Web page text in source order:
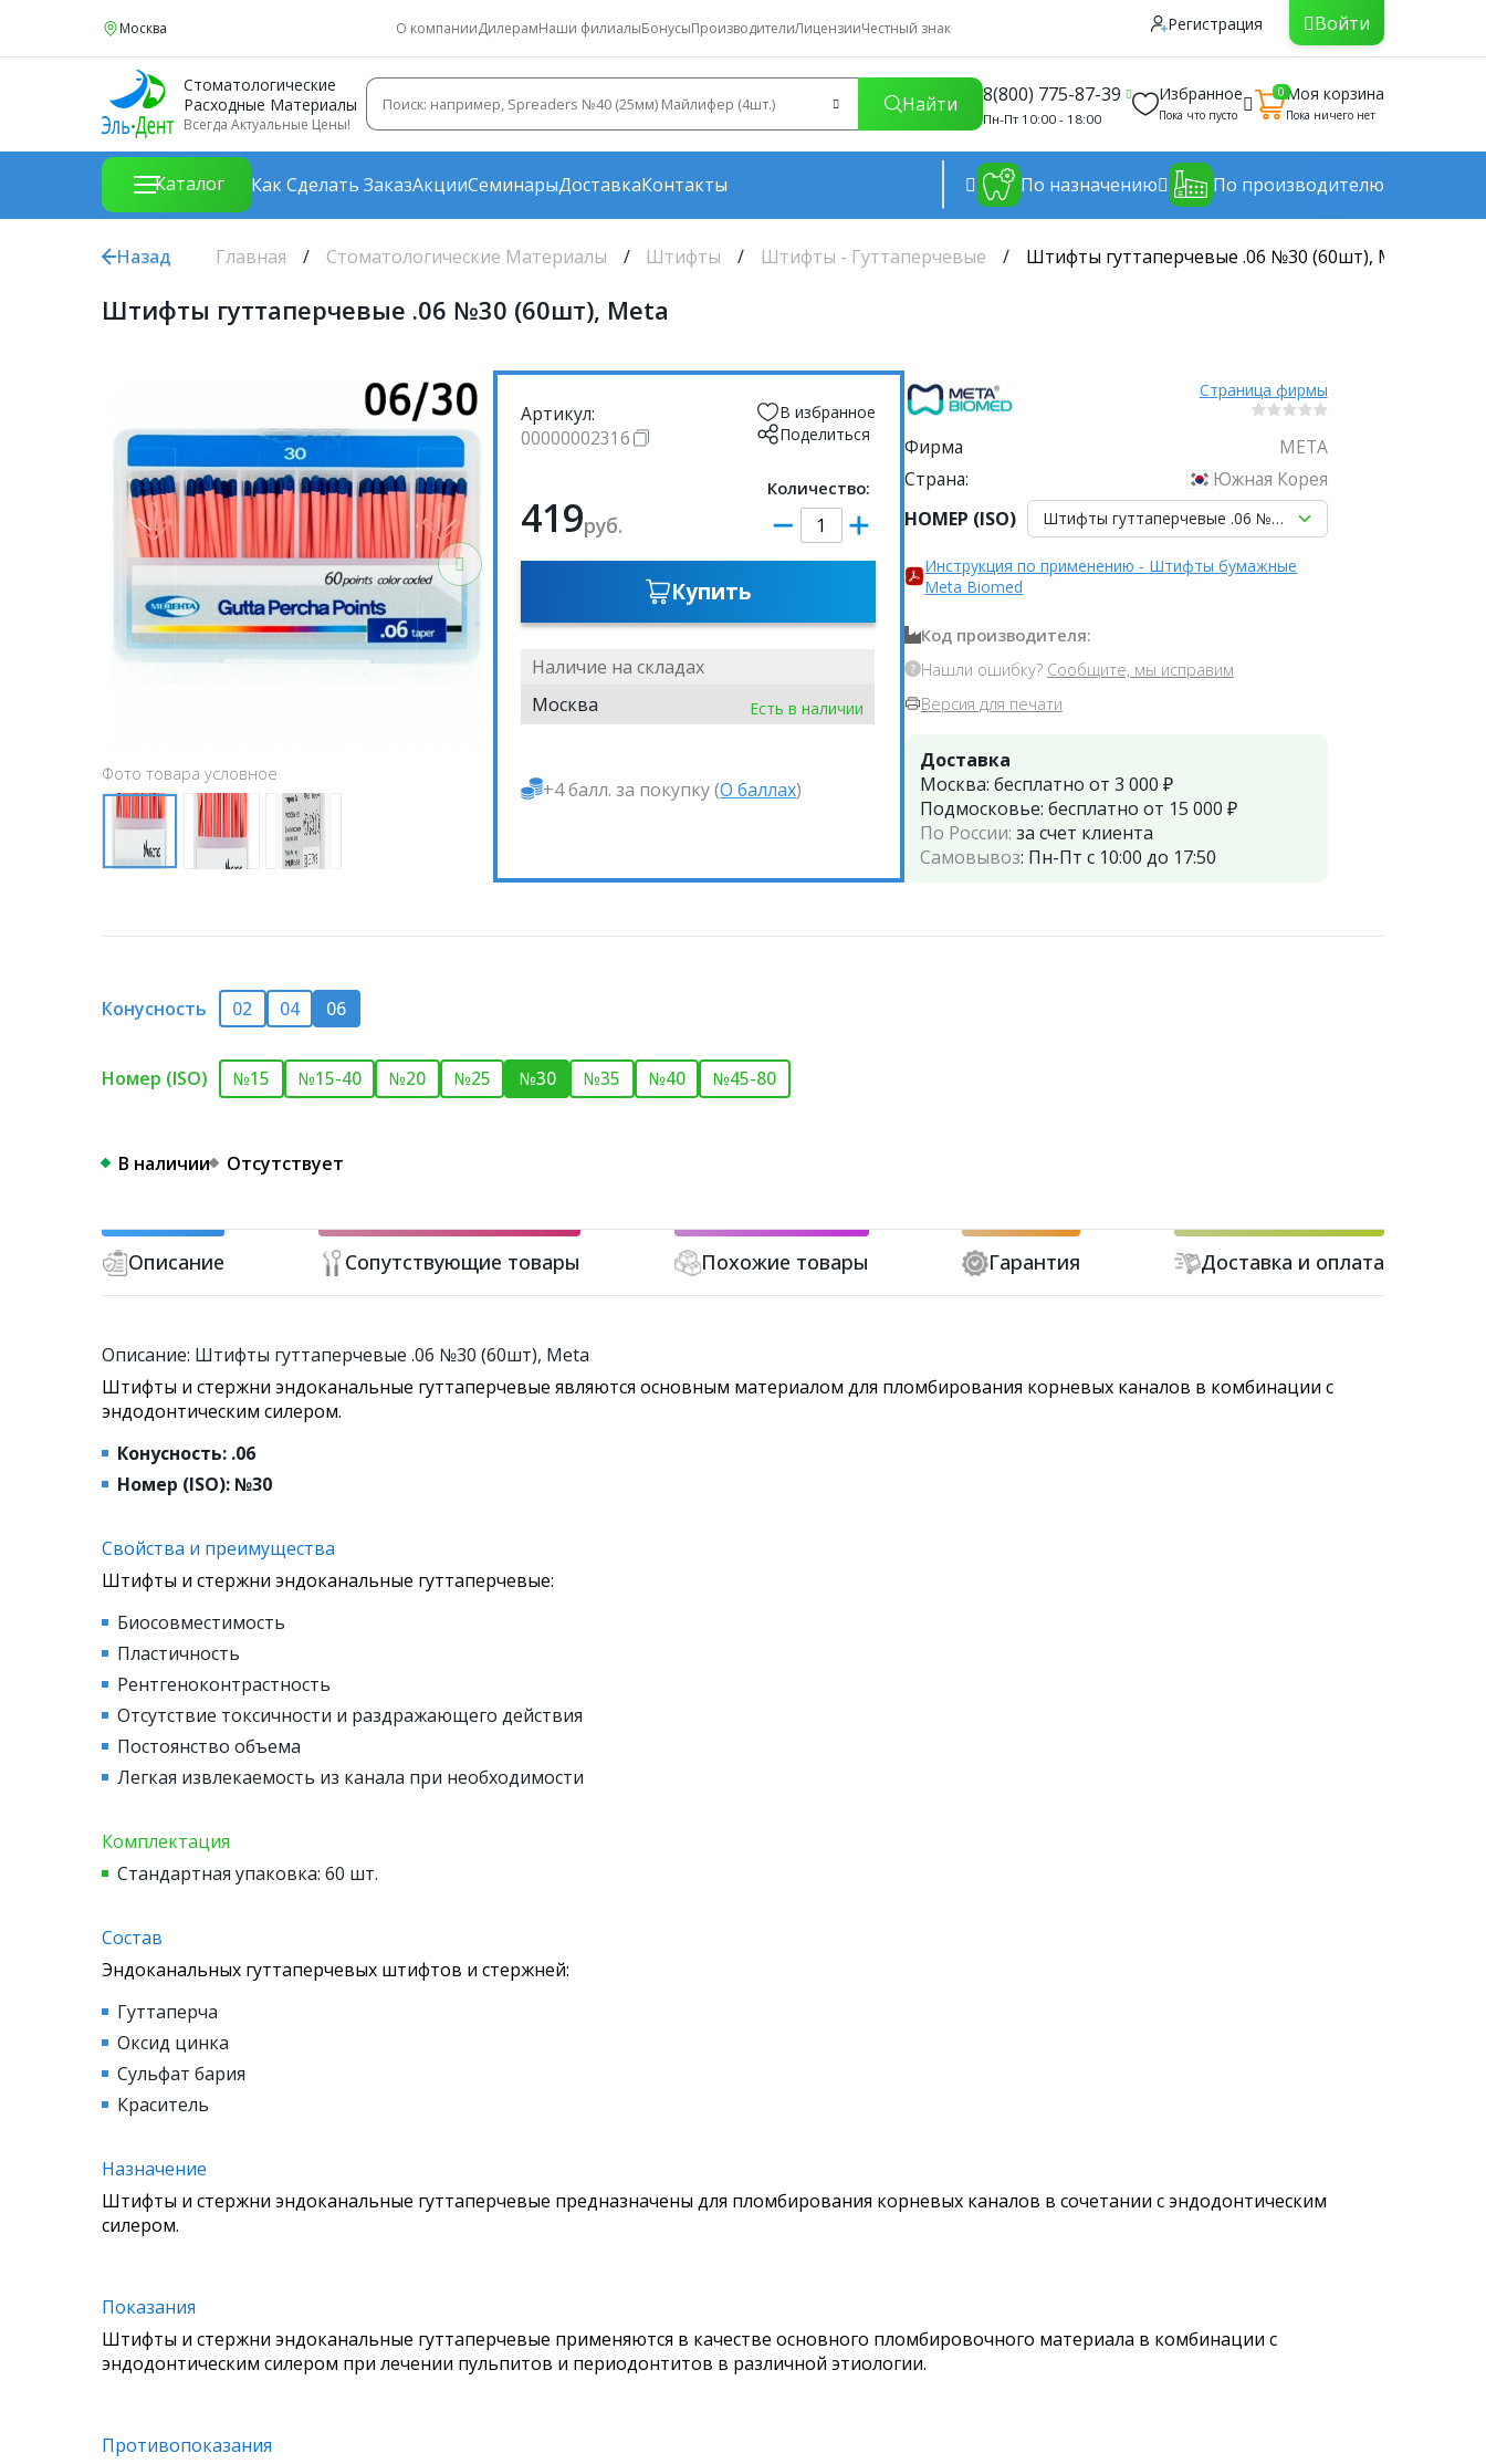
Москва О компанииДилерамНаши филиалыБонусыПроизводителиЛицензииЧестный знак Регистрация Войти
Стоматологические
Расходные Материалы
Всегда Актуальные Цены!
Найти 8(800) 775-87-39
Пн-Пт 10:00 - 18:00
Избранное
Пока что пусто
0Моя корзина
Пока ничего нет
Каталог Как Сделать ЗаказАкцииСеминарыДоставкаКонтакты По назначению По производителю
Назад Главная Стоматологические Материалы Штифты Штифты - Гуттаперчевые Штифты гуттаперчевые .06 №30 (60шт), Meta
Штифты гуттаперчевые .06 №30 (60шт), Meta
Фото товара условное
Артикул:
00000002316
В избранное
Поделиться
419руб.
Количество:
Купить
Наличие на складах
Москва
Есть в наличии
+4 балл. за покупку (О баллах)
Страница фирмы
Фирма
META
Страна:
Южная Корея
НОМЕР (ISO)
Штифты гуттаперчевые .06 №30 (60шт), Meta
Инструкция по применению - Штифты бумажные
Meta Biomed
Код производителя:
Нашли ошибку? Сообщите, мы исправим
Версия для печати
Доставка
Москва: бесплатно от 3 000 ₽
Подмосковье: бесплатно от 15 000 ₽
По России: за счет клиента
Самовывоз: Пн-Пт с 10:00 до 17:50
Конусность 02 04 06
Номер (ISO) №15 №15-40 №20 №25 №30 №35 №40 №45-80
В наличии Отсутствует
Описание Сопутствующие товары Похожие товары Гарантия Доставка и оплата
Описание: Штифты гуттаперчевые .06 №30 (60шт), Meta
Штифты и стержни эндоканальные гуттаперчевые являются основным материалом для пломбирования корневых каналов в комбинации с
эндодонтическим силером.
Конусность: .06
Номер (ISO): №30
Свойства и преимущества
Штифты и стержни эндоканальные гуттаперчевые:
Биосовместимость
Пластичность
Рентгеноконтрастность
Отсутствие токсичности и раздражающего действия
Постоянство объема
Легкая извлекаемость из канала при необходимости
Комплектация
Стандартная упаковка: 60 шт.
Состав
Эндоканальных гуттаперчевых штифтов и стержней:
Гуттаперча
Оксид цинка
Сульфат бария
Краситель
Назначение
Штифты и стержни эндоканальные гуттаперчевые предназначены для пломбирования корневых каналов в сочетании с эндодонтическим
силером.
Показания
Штифты и стержни эндоканальные гуттаперчевые применяются в качестве основного пломбировочного материала в комбинации с
эндодонтическим силером при лечении пульпитов и периодонтитов в различной этиологии.
Противопоказания